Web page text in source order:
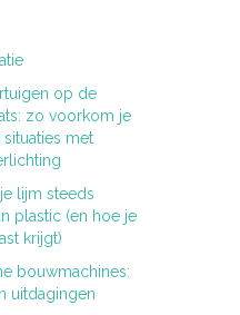
op de
zo voorkom je
met
lijm steeds
plastic (en hoe je
krijgt)
bouwmachines:
uitdagingen